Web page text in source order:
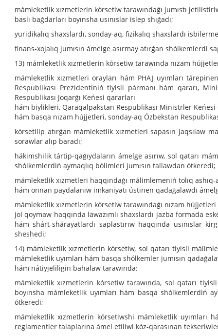
mámleketlik xızmetlerin kórsetiw tarawındaǵı jumıstı
baslı baǵdarları boyınsha usınıslar islep shıǵadı;
yuridikalıq shaxslardı, sonday-aq, fizikalıq shaxslardı
finans-xojalıq jumısın ámelge asırmay atırǵan shólkemlerdi
13) mámleketlik xızmetlerin kórsetiw tarawında nızam
mámleketlik xızmetleri orayları hám PHAJ uyımları
Respublikası Prezidentiniń tiyisli pármanı hám qararı,
Respublikası Joqarǵı Keńesi qararları
hám biylikleri, Qaraqalpakstan Respublikası Ministrler Keńesi
hám basqa nızam hújjetleri, sonday-aq Ózbekstan
kórsetilip atırǵan mámleketlik xızmetleri sapasın jaqsılaw
sorawlar alıp baradı;
hákimshilik tártip-qaǵıydaların ámelge asırıw, sol qatarı
shólkemlerdiń aymaqlıq bólimleri jumısın tallawdan ótkeredi;
mámleketlik xızmetleri haqqındaǵı málimlemeniń tolıq ashıq-
hám onnan paydalanıw imkaniyatı ústinen qadaǵalawdı
mámleketlik xızmetlerin kórsetiw tarawındaǵı nızam hújjetleri
jol qoymaw haqqında lawazımlı shaxslardı jazba formada
hám shárt-shárayatlardı saplastırıw haqqında usınıslar
sheshedi;
14) mámleketlik xızmetlerin kórsetiw, sol qatarı tiyisli
mámleketlik uyımları hám basqa shólkemler jumısın
hám nátiyjeliligin bahalaw tarawında:
mámleketlik xızmetlerin kórsetiw tarawında, sol qatarı
boyınsha mámleketlik uyımları hám basqa shólkemlerdiń
ótkeredi;
mámleketlik xızmetlerin kórsetiwshi mámleketlik uyımları
reglamentler talaplarına ámel etiliwi kóz-qarasınan